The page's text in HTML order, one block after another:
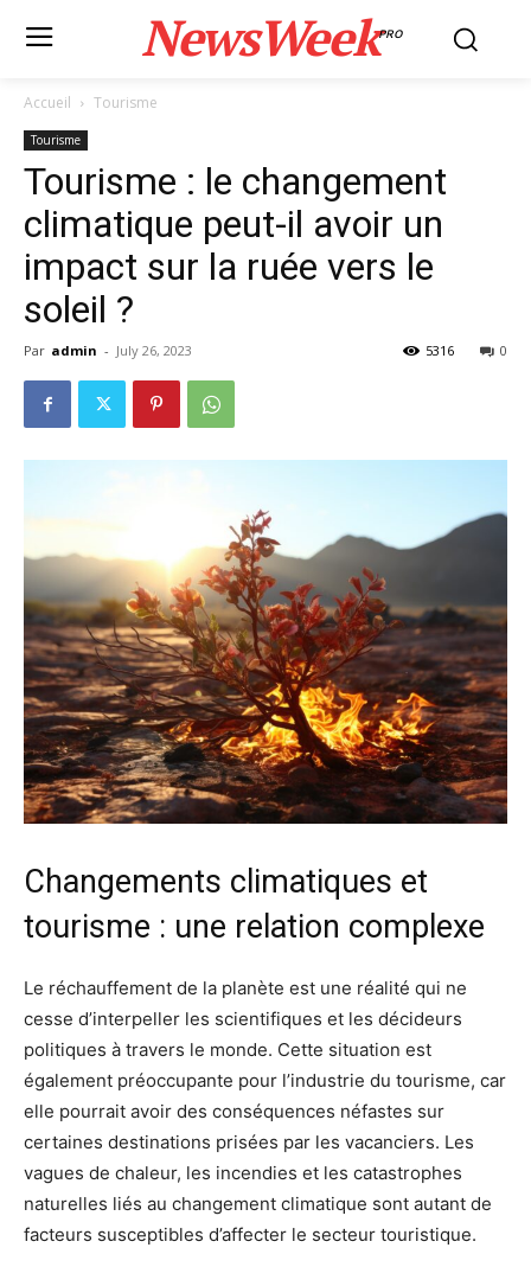
NewsWeekPRO
Accueil Tourisme
Tourisme
Tourisme : le changement
climatique peut-il avoir un
impact sur la ruée vers le
soleil ?
Par admin - July 26, 2023 0
5316
Changements climatiques et
tourisme : une relation complexe
Le réchauffement de la planète est une réalité qui ne
cesse d’interpeller les scientifiques et les décideurs
politiques à travers le monde. Cette situation est
également préoccupante pour l’industrie du tourisme, car
elle pourrait avoir des conséquences néfastes sur
certaines destinations prisées par les vacanciers. Les
vagues de chaleur, les incendies et les catastrophes
naturelles liés au changement climatique sont autant de
facteurs susceptibles d’affecter le secteur touristique.